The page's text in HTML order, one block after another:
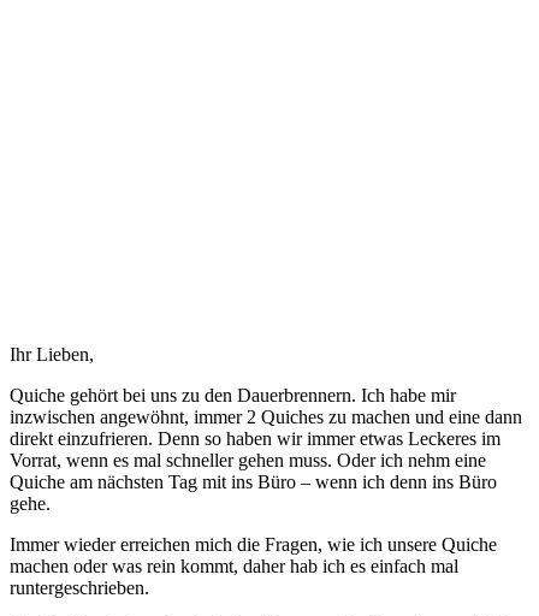
Ihr Lieben,
Quiche gehört bei uns zu den Dauerbrennern. Ich habe mir
inzwischen angewöhnt, immer 2 Quiches zu machen und eine dann
direkt einzufrieren. Denn so haben wir immer etwas Leckeres im
Vorrat, wenn es mal schneller gehen muss. Oder ich nehm eine
Quiche am nächsten Tag mit ins Büro – wenn ich denn ins Büro
gehe.
Immer wieder erreichen mich die Fragen, wie ich unsere Quiche
machen oder was rein kommt, daher hab ich es einfach mal
runtergeschrieben.